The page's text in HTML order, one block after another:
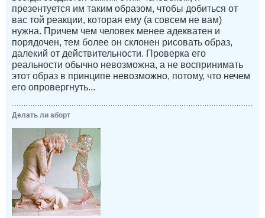
презентуется им таким образом, чтобы добиться от
вас той реакции, которая ему (а совсем не вам)
нужна. Причем чем человек менее адекватен и
порядочен, тем более он склонен рисовать образ,
далекий от действительности. Проверка его
реальности обычно невозможна, а не воспринимать
этот образ в принципе невозможно, потому, что нечем
его опровергнуть...
Делать ли аборт